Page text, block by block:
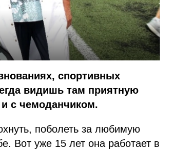
спортивных
видишь там приятную
с чемоданчиком.
поболеть за любимую
Вот уже 15 лет она работает в